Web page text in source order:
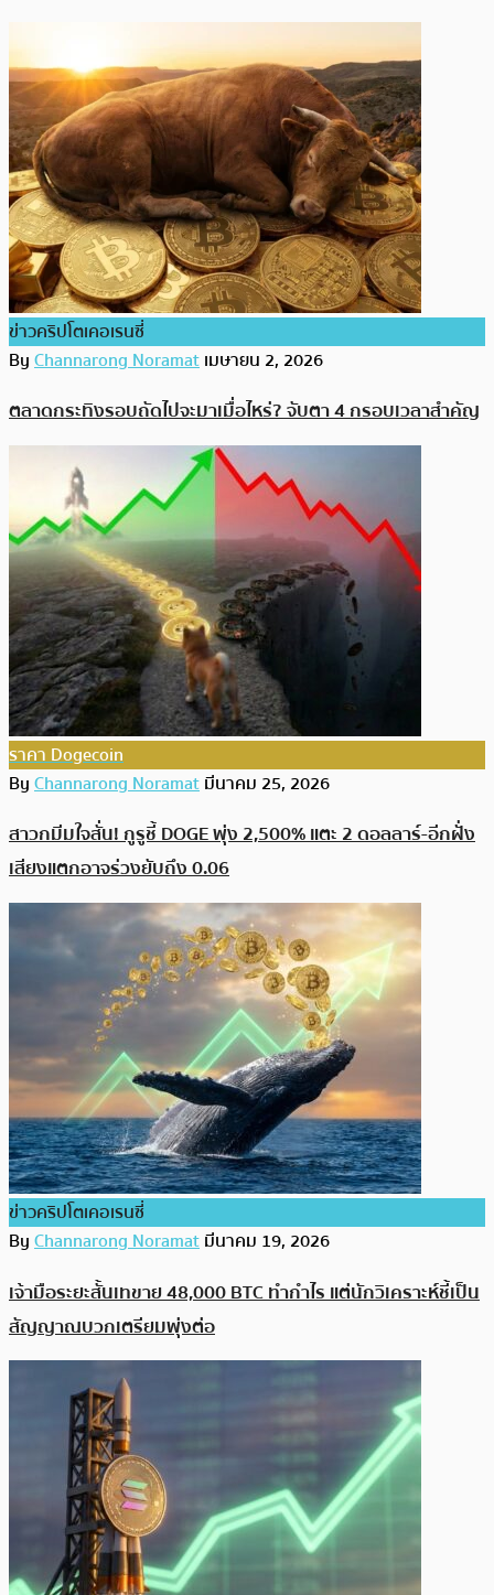
ข่าวคริปโตเคอเรนซี่
ByChannarong Noramatเมษายน 2, 2026
ตลาดกระทิงรอบถัดไปจะมาเมื่อไหร่? จับตา 4 กรอบเวลาสำคัญ
ราคา Dogecoin
ByChannarong Noramatมีนาคม 25, 2026
สาวกมีมใจสั่น! กูรูชี้ DOGE พุ่ง 2,500% แตะ 2 ดอลลาร์-อีกฝั่ง
เสียงแตกอาจร่วงยับถึง 0.06
ข่าวคริปโตเคอเรนซี่
ByChannarong Noramatมีนาคม 19, 2026
เจ้ามือระยะสั้นเทขาย 48,000 BTC ทำกำไร แต่นักวิเคราะห์ชี้เป็น
สัญญาณบวกเตรียมพุ่งต่อ